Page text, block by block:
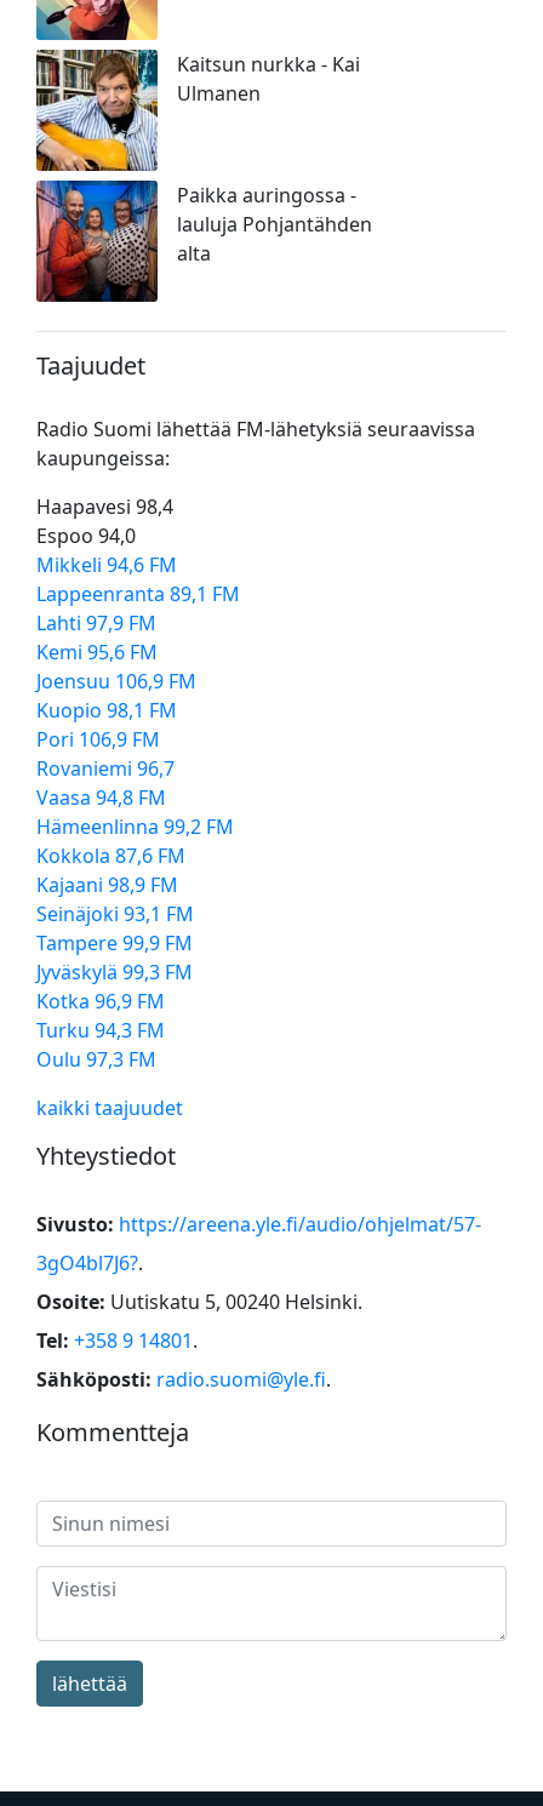
Kaitsun nurkka - Kai
Ulmanen
Paikka auringossa -
lauluja Pohjantähden
alta
Taajuudet
Radio Suomi lähettää FM-lähetyksiä seuraavissa
kaupungeissa:
Haapavesi 98,4
Espoo 94,0
Mikkeli 94,6 FM
Lappeenranta 89,1 FM
Lahti 97,9 FM
Kemi 95,6 FM
Joensuu 106,9 FM
Kuopio 98,1 FM
Pori 106,9 FM
Rovaniemi 96,7
Vaasa 94,8 FM
Hämeenlinna 99,2 FM
Kokkola 87,6 FM
Kajaani 98,9 FM
Seinäjoki 93,1 FM
Tampere 99,9 FM
Jyväskylä 99,3 FM
Kotka 96,9 FM
Turku 94,3 FM
Oulu 97,3 FM
kaikki taajuudet
Yhteystiedot
Sivusto: https://areena.yle.fi/audio/ohjelmat/57-
3gO4bl7J6?.
Osoite: Uutiskatu 5, 00240 Helsinki.
Tel: +358 9 14801.
Sähköposti: radio.suomi@yle.fi.
Kommentteja
lähettää